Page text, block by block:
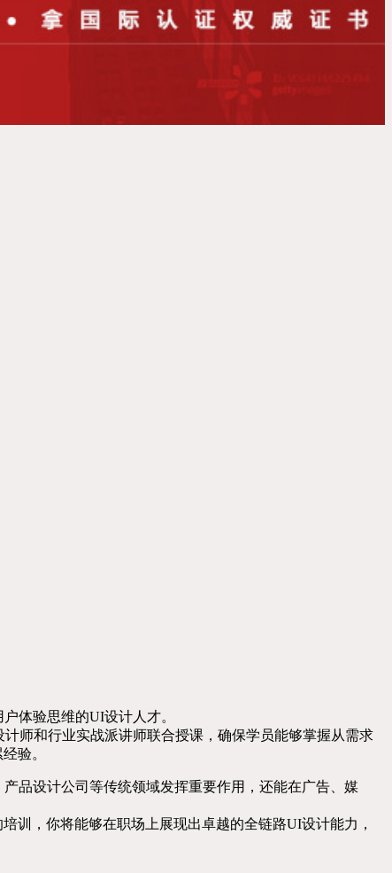
体验思维的UI设计人才。
师和行业实战派讲师联合授课，确保学员能够掌握从需求
验。
品设计公司等传统领域发挥重要作用，还能在广告、媒
训，你将能够在职场上展现出卓越的全链路UI设计能力，